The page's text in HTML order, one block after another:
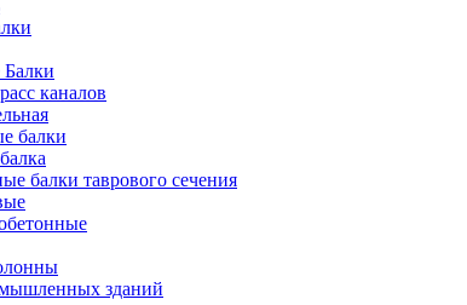
каналов
балки
балки таврового сечения
зданий